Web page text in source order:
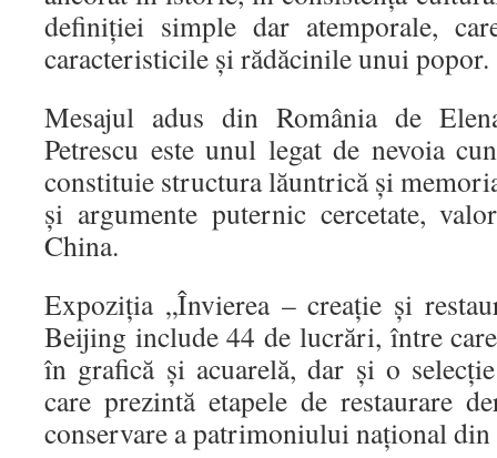
definiției simple dar atemporale,
caracteristicile și rădăcinile unui popor.
Mesajul adus din România de
Petrescu este unul legat de nevoia
constituie structura lăuntrică și
și argumente puternic cercetate,
China.
Expoziția „Învierea – creație și
Beijing include 44 de lucrări, între
în grafică și acuarelă, dar și o
care prezintă etapele de restaurare
conservare a patrimoniului național din